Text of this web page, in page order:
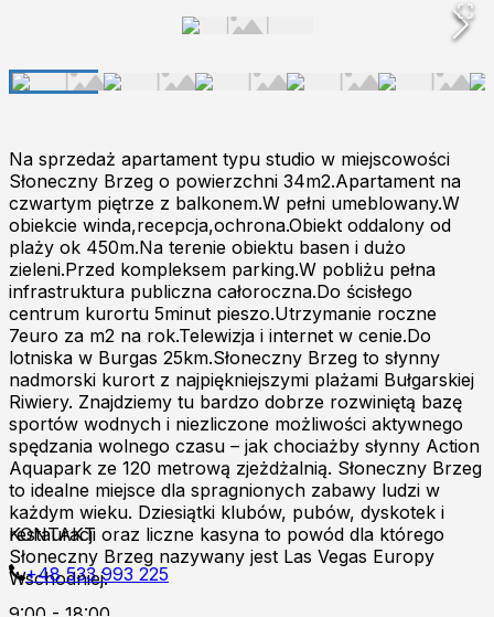
Na sprzedaż apartament typu studio w miejscowości
Słoneczny Brzeg o powierzchni 34m2.Apartament na
czwartym piętrze z balkonem.W pełni umeblowany.W
obiekcie winda,recepcja,ochrona.Obiekt oddalony od
plaży ok 450m.Na terenie obiektu basen i dużo
zieleni.Przed kompleksem parking.W pobliżu pełna
infrastruktura publiczna całoroczna.Do ścisłego
centrum kurortu 5minut pieszo.Utrzymanie roczne
7euro za m2 na rok.Telewizja i internet w cenie.Do
lotniska w Burgas 25km.Słoneczny Brzeg to słynny
nadmorski kurort z najpiękniejszymi plażami Bułgarskiej
Riwiery. Znajdziemy tu bardzo dobrze rozwiniętą bazę
sportów wodnych i niezliczone możliwości aktywnego
spędzania wolnego czasu – jak chociażby słynny Action
Aquapark ze 120 metrową zjeżdżalnią. Słoneczny Brzeg
to idealne miejsce dla spragnionych zabawy ludzi w
każdym wieku. Dziesiątki klubów, pubów, dyskotek i
restauracji oraz liczne kasyna to powód dla którego
Słoneczny Brzeg nazywany jest Las Vegas Europy
Wschodniej.
KONTAKT
+48 533 993 225